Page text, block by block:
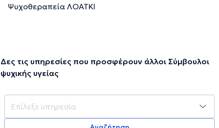
Ψυχοθεραπεία ΛΟΑΤΚΙ
Δες τις υπηρεσίες που προσφέρουν άλλοι Σύμβουλοι
ψυχικής υγείας